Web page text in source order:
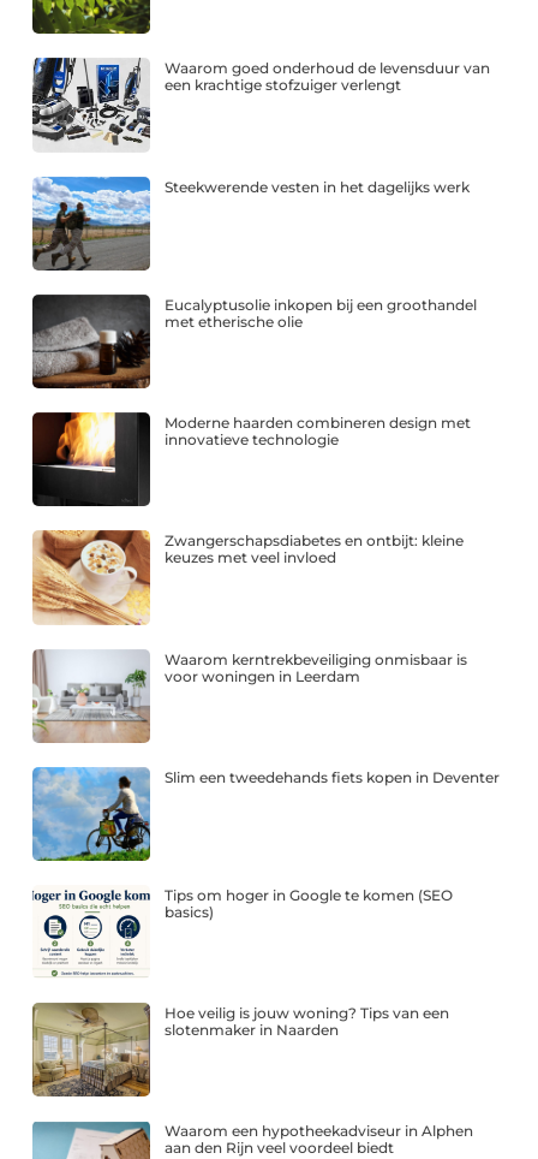
Waarom goed onderhoud de levensduur van
een krachtige stofzuiger verlengt
Steekwerende vesten in het dagelijks werk
Eucalyptusolie inkopen bij een groothandel
met etherische olie
Moderne haarden combineren design met
innovatieve technologie
Zwangerschapsdiabetes en ontbijt: kleine
keuzes met veel invloed
Waarom kerntrekbeveiliging onmisbaar is
voor woningen in Leerdam
Slim een tweedehands fiets kopen in Deventer
Tips om hoger in Google te komen (SEO
basics)
Hoe veilig is jouw woning? Tips van een
slotenmaker in Naarden
Waarom een hypotheekadviseur in Alphen
aan den Rijn veel voordeel biedt